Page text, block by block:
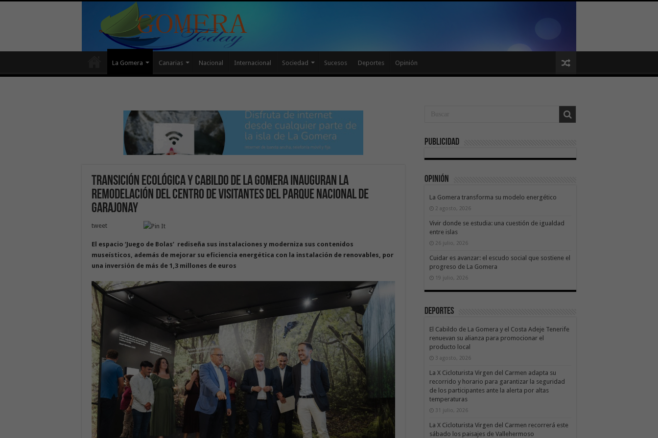
La Gomera Canarias Nacional Internacional Sociedad Sucesos Deportes Opinión
Transición Ecológica y Cabildo de La Gomera inauguran la
remodelación del centro de visitantes del Parque Nacional de
Garajonay
tweet
El espacio ‘Juego de Bolas’ rediseña sus instalaciones y moderniza sus contenidos
museísticos, además de mejorar su eficiencia energética con la instalación de renovables, por
una inversión de más de 1,3 millones de euros
Publicidad
Opinión
La Gomera transforma su modelo energético
2 agosto, 2026
Vivir donde se estudia: una cuestión de igualdad
entre islas
26 julio, 2026
Cuidar es avanzar: el escudo social que sostiene el
progreso de La Gomera
19 julio, 2026
Deportes
El Cabildo de La Gomera y el Costa Adeje Tenerife
renuevan su alianza para promocionar el
producto local
3 agosto, 2026
La X Cicloturista Virgen del Carmen adapta su
recorrido y horario para garantizar la seguridad
de los participantes ante la alerta por altas
temperaturas
31 julio, 2026
La X Cicloturista Virgen del Carmen recorrerá este
sábado los paisajes de Vallehermoso